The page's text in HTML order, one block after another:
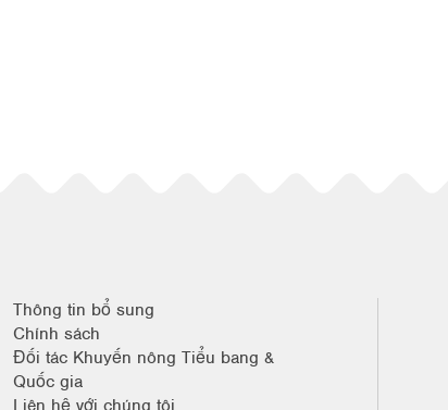
Thông tin bổ sung
Chính sách
Đối tác Khuyến nông Tiểu bang &
Quốc gia
Liên hệ với chúng tôi